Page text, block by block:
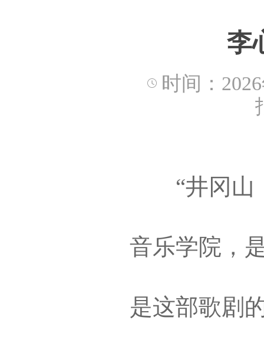
李
时间：
“井冈山，
音乐学院，
是这部歌剧